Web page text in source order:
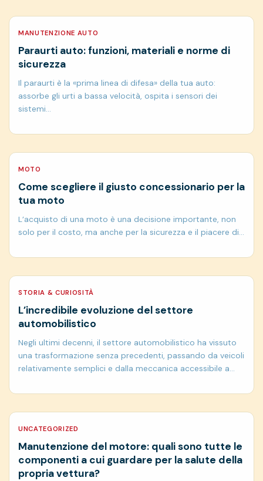
MANUTENZIONE AUTO
Paraurti auto: funzioni, materiali e norme di
sicurezza
Il paraurti è la «prima linea di difesa» della tua auto:
assorbe gli urti a bassa velocità, ospita i sensori dei
sistemi…
MOTO
Come scegliere il giusto concessionario per la
tua moto
L’acquisto di una moto è una decisione importante, non
solo per il costo, ma anche per la sicurezza e il piacere di…
STORIA & CURIOSITÀ
L’incredibile evoluzione del settore
automobilistico
Negli ultimi decenni, il settore automobilistico ha vissuto
una trasformazione senza precedenti, passando da veicoli
relativamente semplici e dalla meccanica accessibile a…
UNCATEGORIZED
Manutenzione del motore: quali sono tutte le
componenti a cui guardare per la salute della
propria vettura?